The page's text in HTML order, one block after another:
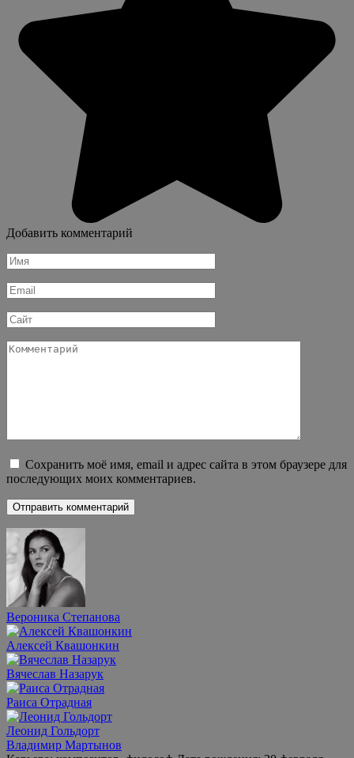
Добавить комментарий
Имя
*
Email
*
Сайт
Комментарий
Сохранить моё имя, email и адрес сайта в этом браузере для
последующих моих комментариев.
Вероника Степанова
Алексей Квашонкин
Вячеслав Назарук
Раиса Отрадная
Леонид Гольдорт
Владимир Мартынов